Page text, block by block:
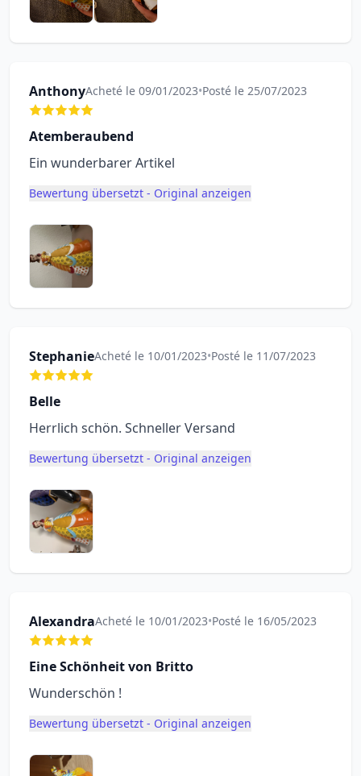
AnthonyAcheté le 09/01/2023•Posté le 25/07/2023
Atemberaubend
Ein wunderbarer Artikel
Bewertung übersetzt - Original anzeigen
StephanieAcheté le 10/01/2023•Posté le 11/07/2023
Belle
Herrlich schön. Schneller Versand
Bewertung übersetzt - Original anzeigen
AlexandraAcheté le 10/01/2023•Posté le 16/05/2023
Eine Schönheit von Britto
Wunderschön !
Bewertung übersetzt - Original anzeigen